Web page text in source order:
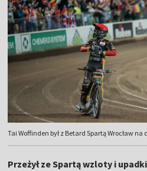
Tai Woffinden był z Betard Spartą Wrocław na
Przeżył ze Spartą wzloty i upadki